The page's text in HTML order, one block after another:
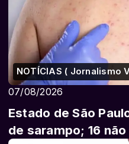
NOTÍCIAS ( Jornalismo
07/08/2026
Estado de São
de sarampo; 16